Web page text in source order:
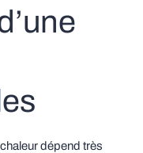
dépend très